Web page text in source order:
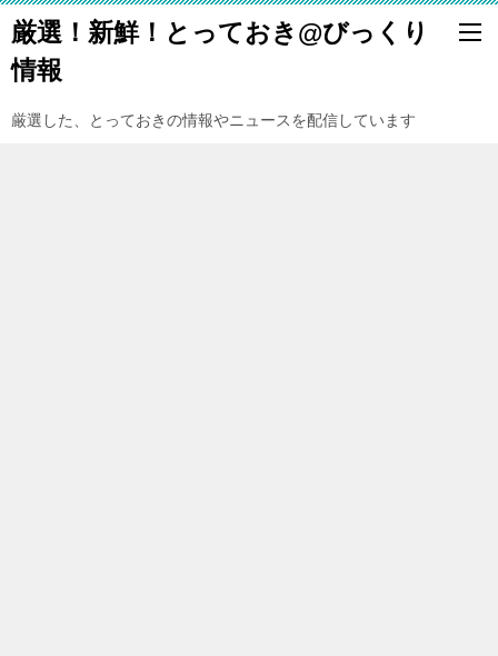
厳選！新鮮！とっておき@びっくり
情報
厳選した、とっておきの情報やニュースを配信しています